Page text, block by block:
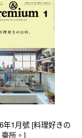
年1月號 [料理好きの
臺所。]